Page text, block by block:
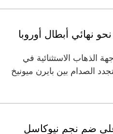
نهائي أبطال أوروبا
الذهاب الاستثنائية في
الصدام بين بايرن ميونيخ
ضم نجم نيوكاسل